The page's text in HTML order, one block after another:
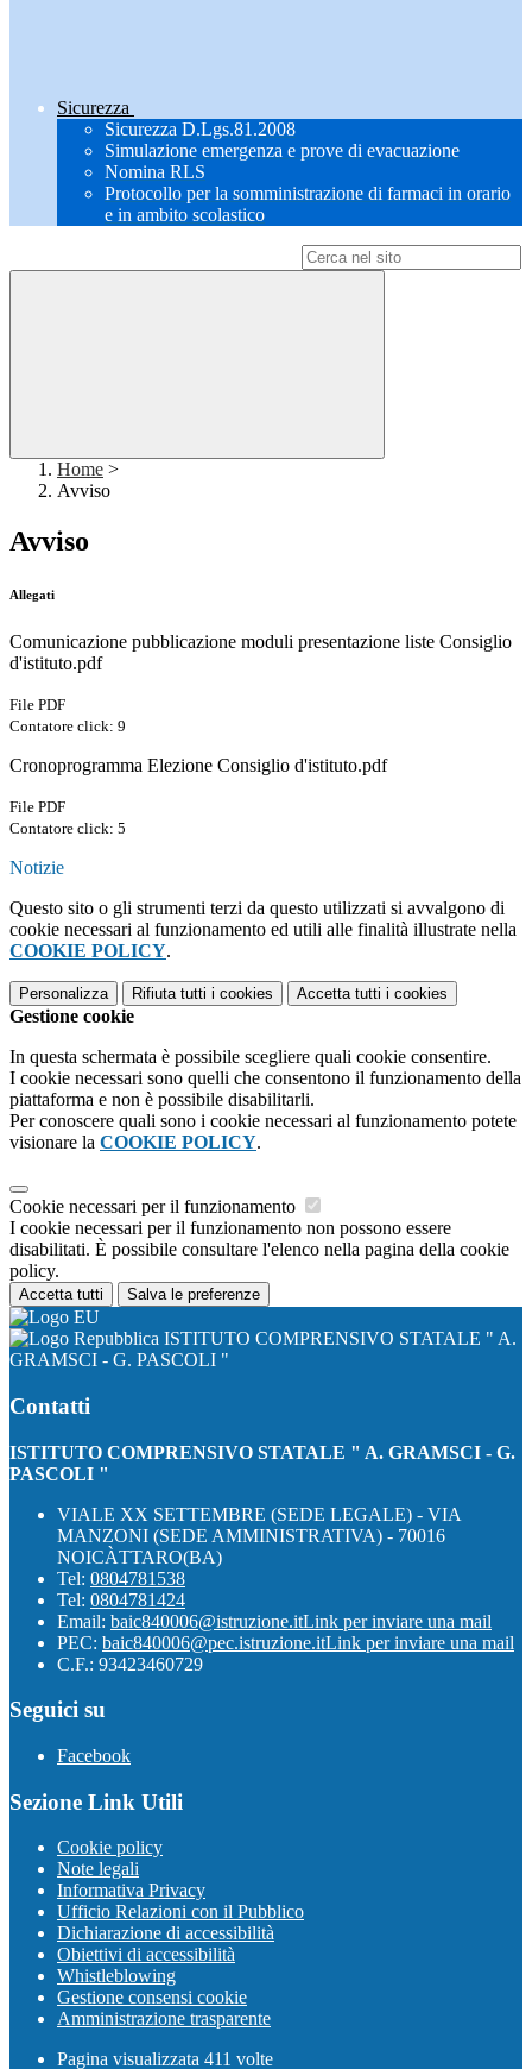
Sicurezza
Sicurezza D.Lgs.81.2008
Simulazione emergenza e prove di evacuazione
Nomina RLS
Protocollo per la somministrazione di farmaci in orario
e in ambito scolastico
Home >
Avviso
Avviso
Allegati
Comunicazione pubblicazione moduli presentazione liste Consiglio
d'istituto.pdf
File PDF
Contatore click: 9
Cronoprogramma Elezione Consiglio d'istituto.pdf
File PDF
Contatore click: 5
Notizie
Questo sito o gli strumenti terzi da questo utilizzati si avvalgono di
cookie necessari al funzionamento ed utili alle finalità illustrate nella
COOKIE POLICY.
Personalizza Rifiuta tutti i cookies Accetta tutti i cookies
Gestione cookie
In questa schermata è possibile scegliere quali cookie consentire.
I cookie necessari sono quelli che consentono il funzionamento della
piattaforma e non è possibile disabilitarli.
Per conoscere quali sono i cookie necessari al funzionamento potete
visionare la COOKIE POLICY.
Cookie necessari per il funzionamento
I cookie necessari per il funzionamento non possono essere
disabilitati. È possibile consultare l'elenco nella pagina della cookie
policy.
Accetta tutti Salva le preferenze
ISTITUTO COMPRENSIVO STATALE " A.
GRAMSCI - G. PASCOLI "
Contatti
ISTITUTO COMPRENSIVO STATALE " A. GRAMSCI - G.
PASCOLI "
VIALE XX SETTEMBRE (SEDE LEGALE) - VIA
MANZONI (SEDE AMMINISTRATIVA) - 70016
NOICÀTTARO(BA)
Tel: 0804781538
Tel: 0804781424
Email: baic840006@istruzione.itLink per inviare una mail
PEC: baic840006@pec.istruzione.itLink per inviare una mail
C.F.: 93423460729
Seguici su
Facebook
Sezione Link Utili
Cookie policy
Note legali
Informativa Privacy
Ufficio Relazioni con il Pubblico
Dichiarazione di accessibilità
Obiettivi di accessibilità
Whistleblowing
Gestione consensi cookie
Amministrazione trasparente
Pagina visualizzata 411 volte